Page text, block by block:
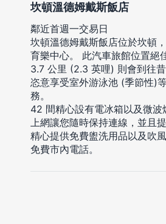
坎頓溫德姆戴斯飯店
鄰近首週一交易日
坎頓溫德姆戴斯飯店位於坎頓
育樂中心。 此汽車旅館位置絕
3.7 公里 (2.3 英哩) 則會到往昔
恣意享受室外游泳池 (季節性)
務。
42 間精心設有電冰箱以及微
上網讓您隨時保持連線，並且
精心提供免費盥洗用品以及吹
免費市內電話。